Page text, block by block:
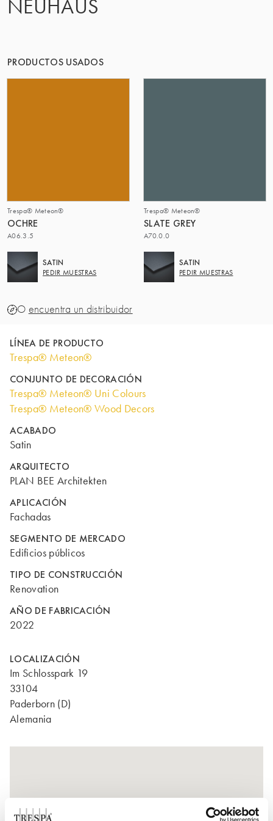
NEUHAUS
PRODUCTOS USADOS
Trespa® Meteon®
OCHRE
A06.3.5
SATIN
PEDIR MUESTRAS
Trespa® Meteon®
SLATE GREY
A70.0.0
SATIN
PEDIR MUESTRAS
O encuentra un distribuidor
LÍNEA DE PRODUCTO
Trespa® Meteon®
CONJUNTO DE DECORACIÓN
Trespa® Meteon® Uni Colours
Trespa® Meteon® Wood Decors
ACABADO
Satin
ARQUITECTO
PLAN BEE Architekten
APLICACIÓN
Fachadas
SEGMENTO DE MERCADO
Edificios públicos
TIPO DE CONSTRUCCIÓN
Renovation
AÑO DE FABRICACIÓN
2022
LOCALIZACIÓN
Im Schlosspark 19
33104
Paderborn (D)
Alemania